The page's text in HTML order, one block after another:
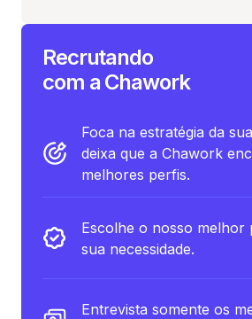
Recrutando
com a Chawork
Foca na estratégia da
deixa que a Chawork
melhores perfis.
Escolhe o nosso melhor
sua necessidade.
Entrevista somente os